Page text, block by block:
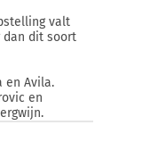
valt
dan dit soort
en Avila.
en